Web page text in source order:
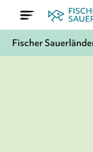
Fischer